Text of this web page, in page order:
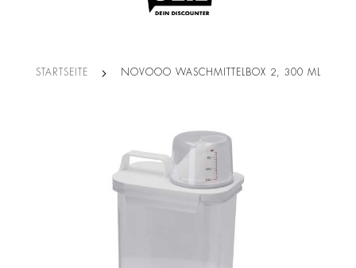
STARTSEITE NOVOOO WASCHMITTELBOX 2, 300 ML